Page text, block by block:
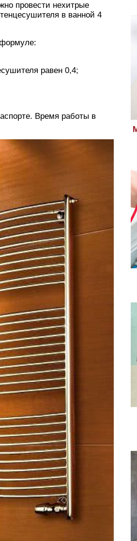
провести нехитрые
в ванной 4
формуле:
равен 0,4;
Время работы в